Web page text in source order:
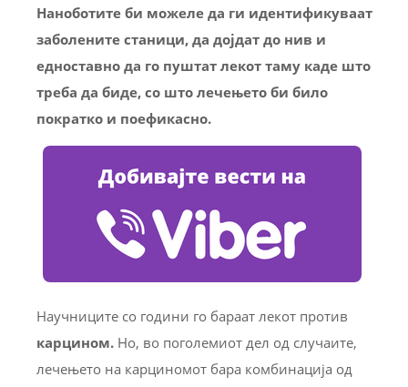
Наноботите би можеле да ги идентификуваат
заболените станици, да дојдат до нив и
едноставно да го пуштат лекот таму каде што
треба да биде, со што лечењето би било
пократко и поефикасно.
Научниците со години го бараат лекот против
карцином. Но, во поголемиот дел од случаите,
лечењето на карциномот бара комбинација од